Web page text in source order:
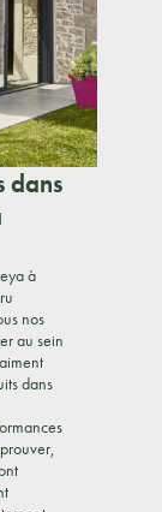
dans
à
nos
au sein
dans